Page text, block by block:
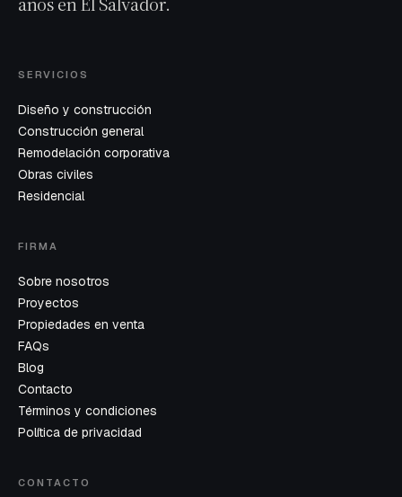
SERVICIOS
Diseño y construcción
Construcción general
Remodelación corporativa
Obras civiles
Residencial
FIRMA
Sobre nosotros
Proyectos
Propiedades en venta
FAQs
Blog
Contacto
Términos y condiciones
Política de privacidad
CONTACTO